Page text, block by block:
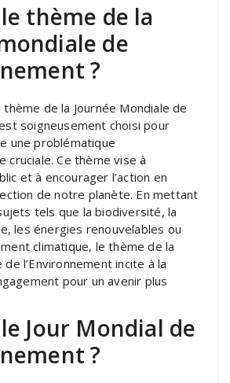
thème de la
de
?
thème de la Journée Mondiale de
soigneusement choisi pour
une problématique
cruciale. Ce thème vise à
et à encourager l’action en
de notre planète. En mettant
tels que la biodiversité, la
les énergies renouvelables ou
climatique, le thème de la
de l’Environnement incite à la
pour un avenir plus
Jour Mondial de
?